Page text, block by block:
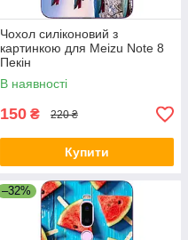
Чохол силіконовий з
картинкою для Meizu Note 8
Пекін
В наявності
150 ₴ 220 ₴
Купити
–32%